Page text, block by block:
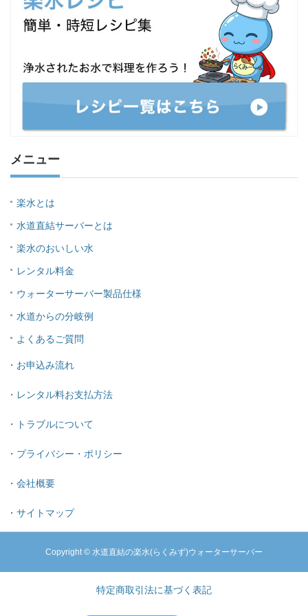
メニュー
楽水とは
水道直結サーバーとは
楽水のおいしい水
レンタル料金
ウォーターサーバー製品仕様
水道からの分岐例
よくあるご質問
・お申込み流れ
・レンタル料お支払方法
・トラブルについて
・プライバシー・ポリシー
・会社概要
・サイトマップ
Copyright © 水道直結の楽水(らくみず)ウォーターサーバー
特定商取引法に基づく表記